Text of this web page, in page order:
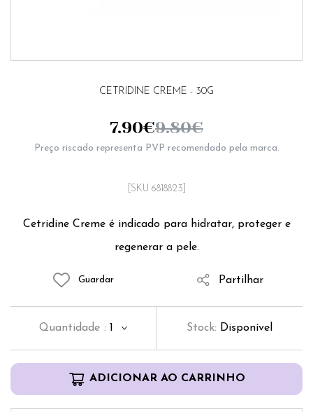
CETRIDINE CREME - 30G
Cetridine Creme é indicado para hidratar, proteger e
regenerar a pele.
[SKU 6818823]
7.90€9.80€
Preço riscado representa PVP recomendado pela marca.
Guardar Partilhar
Quantidade : 1 Stock: Disponível
ADICIONAR AO CARRINHO